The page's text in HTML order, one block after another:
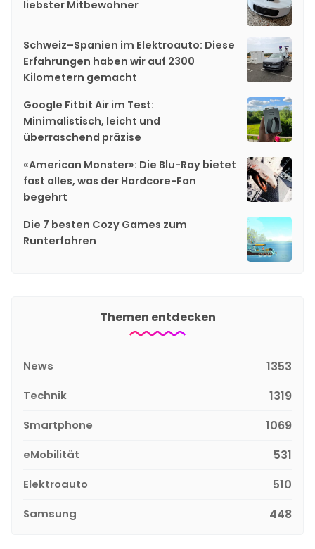
liebster Mitbewohner
Schweiz–Spanien im Elektroauto: Diese
Erfahrungen haben wir auf 2300
Kilometern gemacht
Google Fitbit Air im Test:
Minimalistisch, leicht und
überraschend präzise
«American Monster»: Die Blu-Ray bietet
fast alles, was der Hardcore-Fan
begehrt
Die 7 besten Cozy Games zum
Runterfahren
Themen entdecken
News 1353
Technik 1319
Smartphone 1069
eMobilität 531
Elektroauto 510
Samsung 448